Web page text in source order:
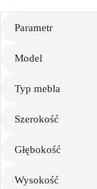
Parametr
Model
Typ mebla
Szerokość
Głębokość
Wysokość